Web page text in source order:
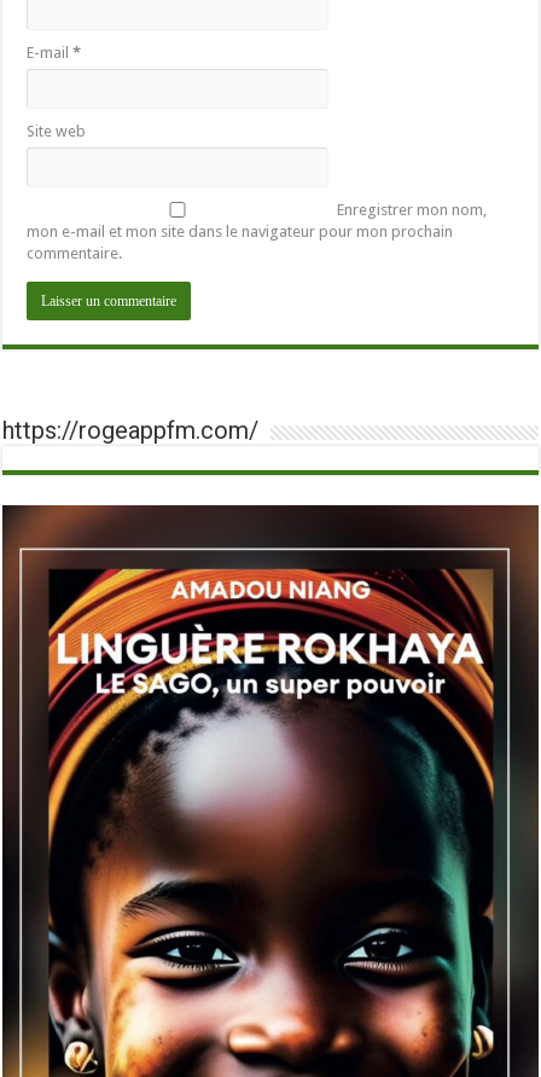
E-mail*
Site web
Enregistrer mon nom,
mon e-mail et mon site dans le navigateur pour mon prochain
commentaire.
https://rogeappfm.com/